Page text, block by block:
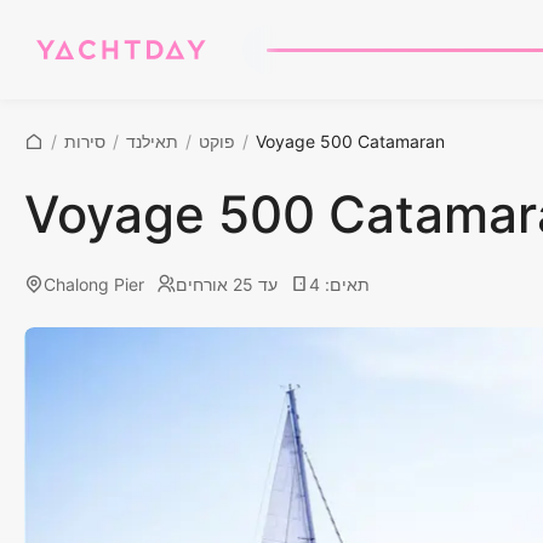
/ סירות / תאילנד / פוקט / Voyage 500 Catamaran
Voyage 500
Chalong Pier עד 25 אורחים תאים:
4